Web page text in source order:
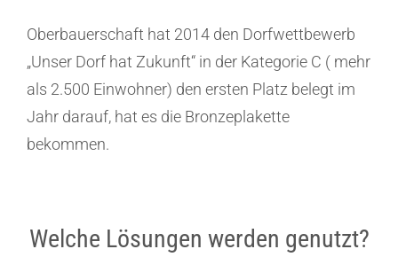
Oberbauerschaft hat 2014 den Dorfwettbewerb
„Unser Dorf hat Zukunft“ in der Kategorie C ( mehr
als 2.500 Einwohner) den ersten Platz belegt im
Jahr darauf, hat es die Bronzeplakette
bekommen.
Welche Lösungen werden genutzt?